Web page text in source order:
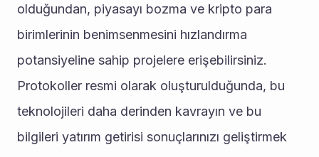
olduğundan, piyasayı bozma ve kripto para
birimlerinin benimsenmesini hızlandırma
potansiyeline sahip projelere erişebilirsiniz.
Protokoller resmi olarak oluşturulduğunda, bu
teknolojileri daha derinden kavrayın ve bu
bilgileri yatırım getirisi sonuçlarınızı geliştirmek